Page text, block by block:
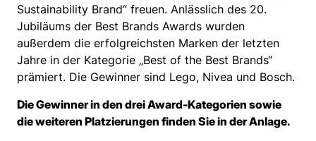
Sustainability Brand“ freuen. Anlässlich des 20.
Jubiläums der Best Brands Awards wurden
außerdem die erfolgreichsten Marken der letzten
Jahre in der Kategorie „Best of the Best Brands“
prämiert. Die Gewinner sind Lego, Nivea und Bosch.
Die Gewinner in den drei Award-Kategorien sowie
die weiteren Platzierungen finden Sie in der Anlage.